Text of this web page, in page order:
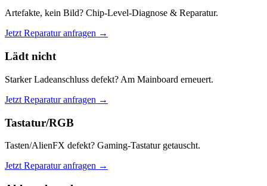
Artefakte, kein Bild? Chip-Level-Diagnose & Reparatur.
Jetzt Reparatur anfragen →
Lädt nicht
Starker Ladeanschluss defekt? Am Mainboard erneuert.
Jetzt Reparatur anfragen →
Tastatur/RGB
Tasten/AlienFX defekt? Gaming-Tastatur getauscht.
Jetzt Reparatur anfragen →